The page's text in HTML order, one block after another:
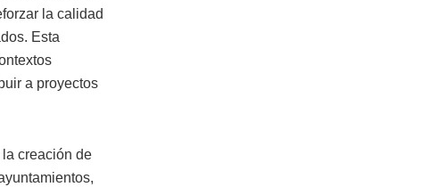
la calidad
Esta
a proyectos
creación de